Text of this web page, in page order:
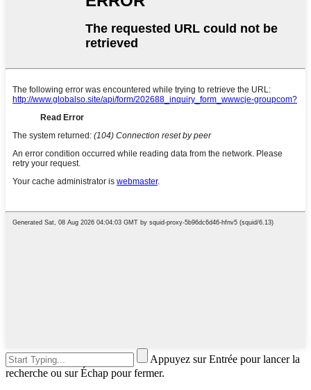
Appuyez sur Entrée pour lancer la
recherche ou sur Échap pour fermer.